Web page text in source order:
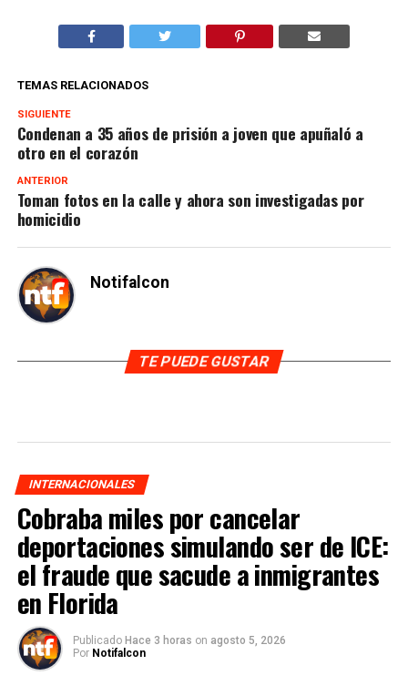
TEMAS RELACIONADOS
SIGUIENTE
Condenan a 35 años de prisión a joven que apuñaló a
otro en el corazón
ANTERIOR
Toman fotos en la calle y ahora son investigadas por
homicidio
Notifalcon
TE PUEDE GUSTAR
INTERNACIONALES
Cobraba miles por cancelar
deportaciones simulando ser de ICE:
el fraude que sacude a inmigrantes
en Florida
Publicado Hace 3 horas on agosto 5, 2026
Por Notifalcon